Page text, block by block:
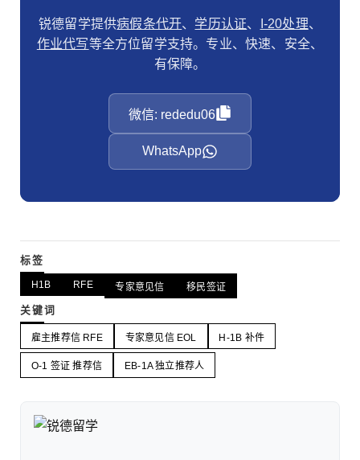
锐德留学提供病假条代开、 学历认证、 I-20处理、
作业代写等全方位留学支持。专业、快速、安全、
有保障。
微信: rededu06
WhatsApp
标签
H1B RFE 专家意见信 移民签证
关键词
雇主推荐信 RFE 专家意见信 EOL H-1B 补件
O-1 签证 推荐信 EB-1A 独立推荐人